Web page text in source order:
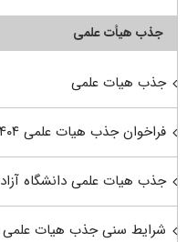
جذب هیأت علمی
جذب هیات علمی
فراخوان جذب هیات علمی ۱۴۰۴
جذب هیات علمی دانشگاه آزاد
شرایط سنی جذب هیات علمی